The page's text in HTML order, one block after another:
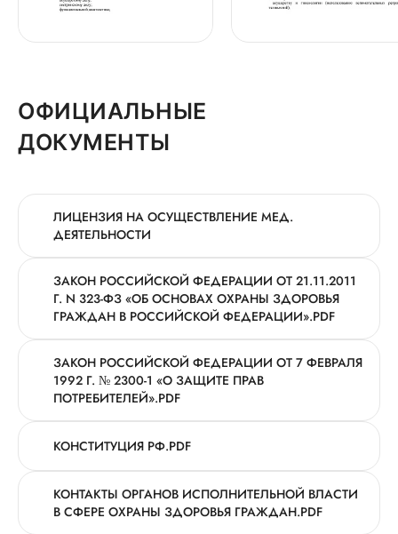
ОФИЦИАЛЬНЫЕ
ДОКУМЕНТЫ
ЛИЦЕНЗИЯ НА ОСУЩЕСТВЛЕНИЕ МЕД.
ДЕЯТЕЛЬНОСТИ
ЗАКОН РОССИЙСКОЙ ФЕДЕРАЦИИ ОТ 21.11.2011
Г. N 323-ФЗ «ОБ ОСНОВАХ ОХРАНЫ ЗДОРОВЬЯ
ГРАЖДАН В РОССИЙСКОЙ ФЕДЕРАЦИИ».PDF
ЗАКОН РОССИЙСКОЙ ФЕДЕРАЦИИ ОТ 7 ФЕВРАЛЯ
1992 Г. № 2300-1 «О ЗАЩИТЕ ПРАВ
ПОТРЕБИТЕЛЕЙ».PDF
КОНСТИТУЦИЯ РФ.PDF
КОНТАКТЫ ОРГАНОВ ИСПОЛНИТЕЛЬНОЙ ВЛАСТИ
В СФЕРЕ ОХРАНЫ ЗДОРОВЬЯ ГРАЖДАН.PDF